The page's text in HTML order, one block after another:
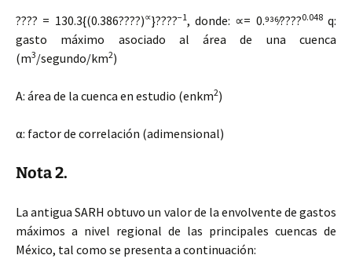
???? = 130.3{(0.386????)∝}????−1, donde: ∝= 0.936⁄????0.048q:
gasto máximo asociado al área de una cuenca
(m3/segundo/km2)
A: área de la cuenca en estudio (enkm2)
α: factor de correlación (adimensional)
Nota 2.
La antigua SARH obtuvo un valor de la envolvente de gastos
máximos a nivel regional de las principales cuencas de
México, tal como se presenta a continuación: